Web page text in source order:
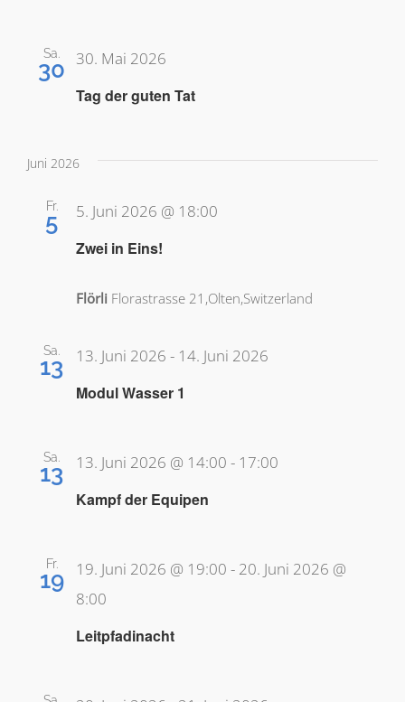
Sa.
30
Tag der guten Tat
30. Mai 2026
Juni 2026
Fr.
5
Zwei in Eins!
5. Juni 2026 @ 18:00
Flörli Florastrasse 21,Olten,Switzerland
Sa.
13
Modul Wasser 1
13. Juni 2026 - 14. Juni 2026
Sa.
13
Kampf der Equipen
13. Juni 2026 @ 14:00 - 17:00
Fr.
19
Leitpfadinacht
19. Juni 2026 @ 19:00 - 20. Juni 2026 @
8:00